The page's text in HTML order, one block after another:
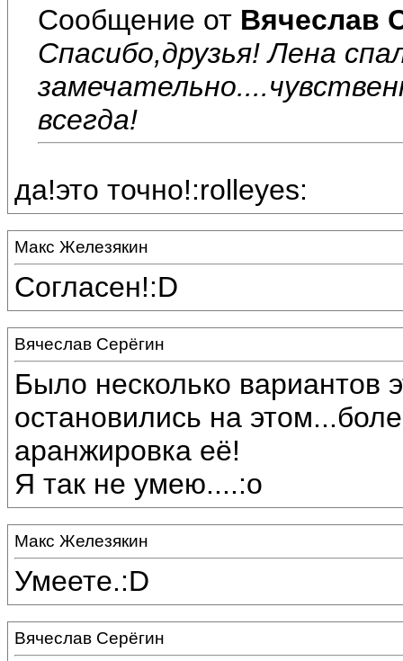
Сообщение от Вячеслав
Спасибо,друзья! Лена
всегда!
да!это точно!:rolleyes:
Макс Железякин
Согласен!:D
Вячеслав Серёгин
Было несколько вариантов
остановились на
аранжировка её!
Я так не умею....:o
Макс Железякин
Умеете.:D
Вячеслав Серёгин